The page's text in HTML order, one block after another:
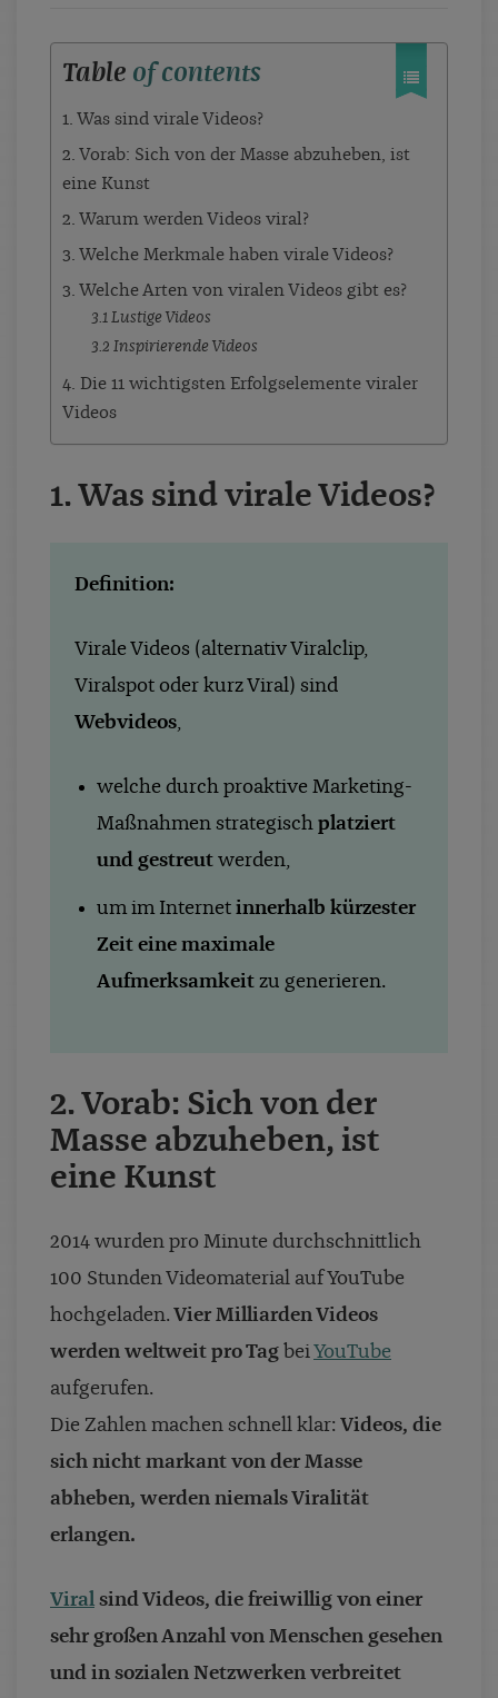
Table of contents
1. Was sind virale Videos?
2. Vorab: Sich von der Masse abzuheben, ist
eine Kunst
2. Warum werden Videos viral?
3. Welche Merkmale haben virale Videos?
3. Welche Arten von viralen Videos gibt es?
3.1 Lustige Videos
3.2 Inspirierende Videos
4. Die 11 wichtigsten Erfolgselemente viraler
Videos
1. Was sind virale Videos?
Definition:
Virale Videos (alternativ Viralclip,
Viralspot oder kurz Viral) sind
Webvideos,
welche durch proaktive Marketing-
Maßnahmen strategisch platziert
und gestreut werden,
um im Internet innerhalb kürzester
Zeit eine maximale
Aufmerksamkeit zu generieren.
2. Vorab: Sich von der
Masse abzuheben, ist
eine Kunst
2014 wurden pro Minute durchschnittlich
100 Stunden Videomaterial auf YouTube
hochgeladen. Vier Milliarden Videos
werden weltweit pro Tag beiYouTube
aufgerufen.
Die Zahlen machen schnell klar: Videos, die
sich nicht markant von der Masse
abheben, werden niemals Viralität
erlangen.
Viral sind Videos, die freiwillig von einer
sehr großen Anzahl von Menschen gesehen
und in sozialen Netzwerken verbreitet